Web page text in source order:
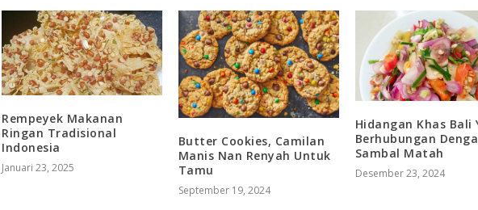
Rempeyek Makanan
Ringan Tradisional
Indonesia
Januari 23, 2025
Butter Cookies, Camilan
Manis Nan Renyah Untuk
Tamu
September 19, 2024
Hidangan Khas Bali
Berhubungan
Sambal Matah
Desember 23, 2024